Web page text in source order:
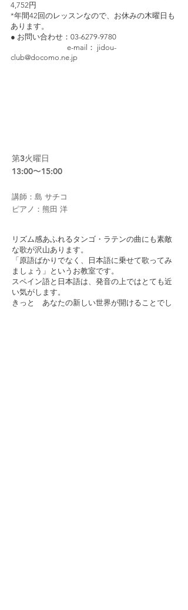
第3火曜日
13:00〜15:00
​講師：島 サチコ
​ピアノ：熊田 洋
4,752円
*年間42回のレッスンなので、お休みの木曜日も
あります。
● お問い合わせ：03-6279-9780
e-mail： jidou-
club@docomo.ne.jp
リズム感あふれるタンゴ・ラテンの曲にも素敵
な歌が沢山あります。
「原語ばかりでなく、日本語に乗せて歌ってみ
ましょう」というお教室です。
スペイン語と日本語は、発音の上ではとても近
い気がします。
きっと あなたの新しい世界が開けることでし